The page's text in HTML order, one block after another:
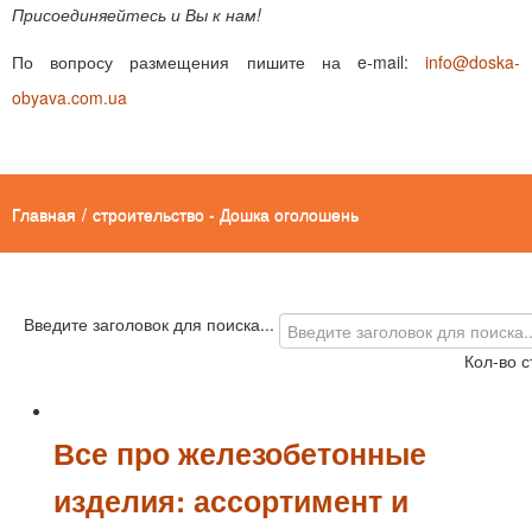
Присоединяейтесь и Вы к нам!
По вопросу размещения пишите на e-mail: info@doska-
obyava.com.ua
Главная / строительство - Дошка оголошень
Введите заголовок для поиска...
Кол-во
Все про железобетонные
изделия: ассортимент и